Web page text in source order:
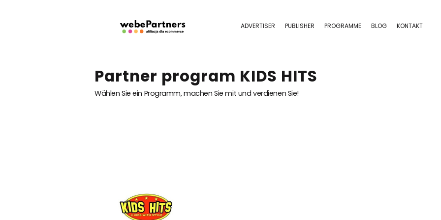
ADVERTISER PUBLISHER PROGRAMME BLOG KONTAKT
Partner program KIDS HITS
Wählen Sie ein Programm, machen Sie mit und verdienen Sie!